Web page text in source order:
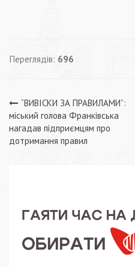
Переглядів: 696
Навігація
записів
“ВИВІСКИ ЗА ПРАВИЛАМИ”:
міський голова Франківська
нагадав підприємцям про
дотримання правил